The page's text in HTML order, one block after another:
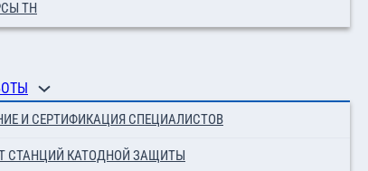
ТН
И СЕРТИФИКАЦИЯ СПЕЦИАЛИСТОВ
СТАНЦИЙ КАТОДНОЙ ЗАЩИТЫ